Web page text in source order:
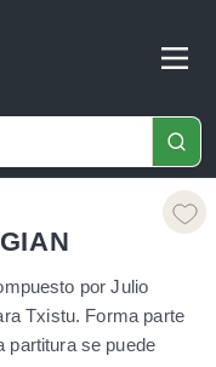
por Julio
Txistu. Forma parte
partitura se puede